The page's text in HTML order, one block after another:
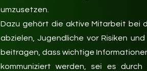
umzusetzen.
Dazu gehört die aktive Mitarbeit bei
abzielen, Jugendliche vor Risiken
beitragen, dass wichtige
kommuniziert werden, sei es